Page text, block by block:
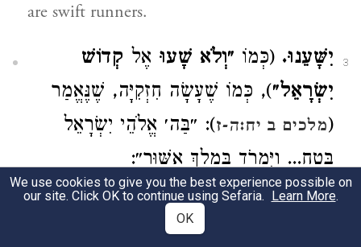
are swift runners.
3 יִשָּׁעֵנוּ. (כְּמוֹ ״וְלֹא שָׁעוּ אֶל קְדוֹשׁ
יִשְׂרָאֵל״), כְּמוֹ שֶׁעָשָׂה חִזְקִיָּה, שֶׁנֶּאֱמַר
(מלכים ב יח:ה-ז): ״בַּה׳ אֱלֹהֵי יִשְׂרָאֵל
בָּטָח... וַיִּמְרֹד בְּמֶלֶךְ אַשּׁוּר״:
rely(יִשָּׁעֵנוּ) and they did not rely on the
Holy One of Israel as Hezekiah did,
We use cookies to give you the best experience possible on
our site. Click OK to continue using Sefaria. Learn More.
OK